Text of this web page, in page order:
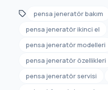
pensa jeneratör bakım
pensa jeneratör ikinci el
pensa jeneratör modelleri
pensa jeneratör özellikleri
pensa jeneratör servisi